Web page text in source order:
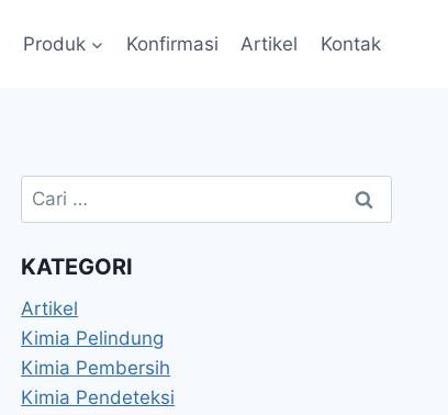
Produk Konfirmasi Artikel Kontak
KATEGORI
Artikel
Kimia Pelindung
Kimia Pembersih
Kimia Pendeteksi